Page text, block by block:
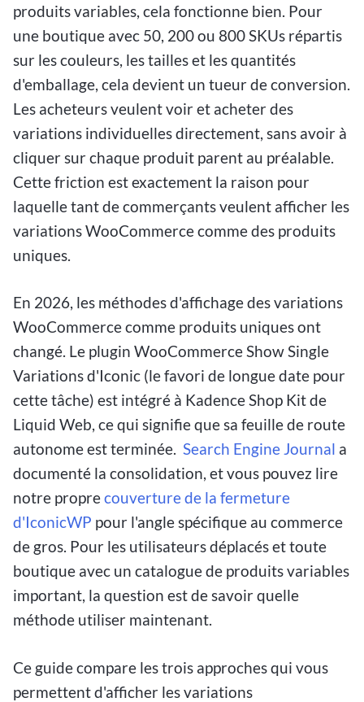
produits variables, cela fonctionne bien. Pour
une boutique avec 50, 200 ou 800 SKUs répartis
sur les couleurs, les tailles et les quantités
d'emballage, cela devient un tueur de conversion.
Les acheteurs veulent voir et acheter des
variations individuelles directement, sans avoir à
cliquer sur chaque produit parent au préalable.
Cette friction est exactement la raison pour
laquelle tant de commerçants veulent afficher les
variations WooCommerce comme des produits
uniques.
En 2026, les méthodes d'affichage des variations
WooCommerce comme produits uniques ont
changé. Le plugin WooCommerce Show Single
Variations d'Iconic (le favori de longue date pour
cette tâche) est intégré à Kadence Shop Kit de
Liquid Web, ce qui signifie que sa feuille de route
autonome est terminée. Search Engine Journal a
documenté la consolidation, et vous pouvez lire
notre proprecouverture de la fermeture
d'IconicWP pour l'angle spécifique au commerce
de gros. Pour les utilisateurs déplacés et toute
boutique avec un catalogue de produits variables
important, la question est de savoir quelle
méthode utiliser maintenant.
Ce guide compare les trois approches qui vous
permettent d'afficher les variations